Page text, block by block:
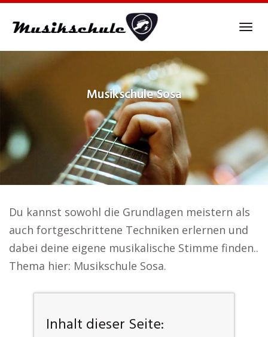
MusikschuleSosa
Du kannst sowohl die Grundlagen meistern als
auch fortgeschrittene Techniken erlernen und
dabei deine eigene musikalische Stimme finden..
Thema hier: Musikschule Sosa.
Inhalt dieser Seite: